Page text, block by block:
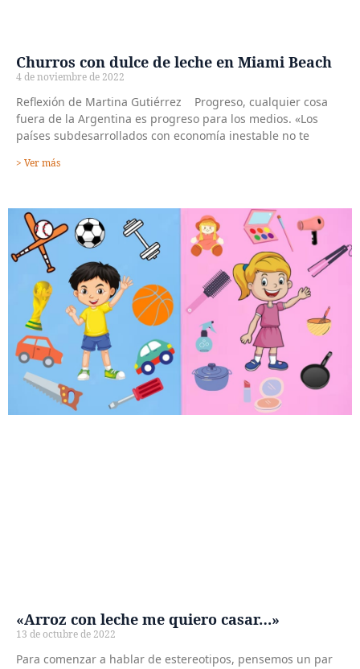
Churros con dulce de leche en Miami Beach
4 de noviembre de 2022
Reflexión de Martina Gutiérrez Progreso, cualquier cosa
fuera de la Argentina es progreso para los medios. «Los
países subdesarrollados con economía inestable no te
> Ver más
«Arroz con leche me quiero casar…»
13 de octubre de 2022
Para comenzar a hablar de estereotipos, pensemos un par